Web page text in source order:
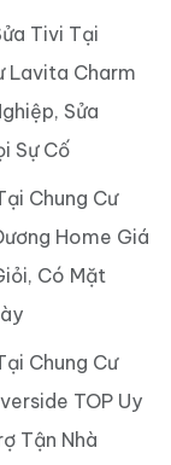
Tivi Tại
Lavita Charm
Sửa
Sự Cố
Chung Cư
Home Giá
Có Mặt
Chung Cư
TOP Uy
Tận Nhà